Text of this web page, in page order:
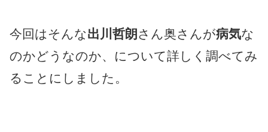
今回はそんな出川哲朗 さん奥さんが病気な
のかどうなのか、について詳しく調べてみ
ることにしました。